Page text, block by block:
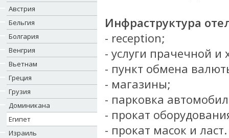
Австрия
Бельгия
Болгария
Венгрия
Вьетнам
Греция
Грузия
Доминикана
Египет
Израиль
Инфраструктура
- reception;
- услуги прачечной и
- пункт обмена
- магазины;
- парковка
- прокат
- прокат масок и ласт.